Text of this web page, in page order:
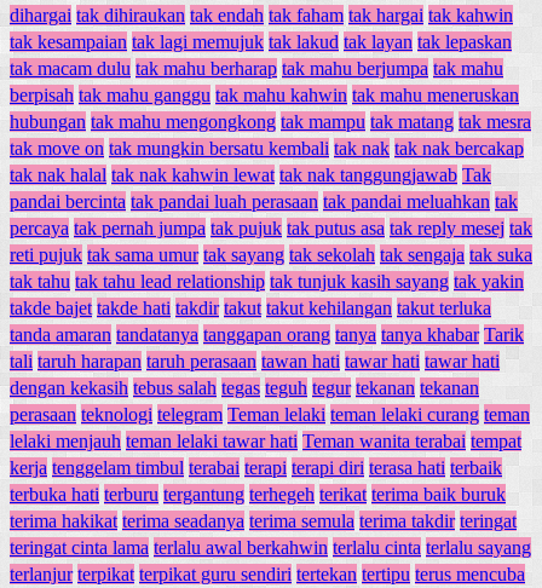
dihargai tak dihiraukan tak endah tak faham tak hargai tak kahwin
tak kesampaian tak lagi memujuk tak lakud tak layan tak lepaskan
tak macam dulu tak mahu berharap tak mahu berjumpa tak mahu
berpisah tak mahu ganggu tak mahu kahwin tak mahu meneruskan
hubungan tak mahu mengongkong tak mampu tak matang tak mesra
tak move on tak mungkin bersatu kembali tak nak tak nak bercakap
tak nak halal tak nak kahwin lewat tak nak tanggungjawab Tak
pandai bercinta tak pandai luah perasaan tak pandai meluahkan tak
percaya tak pernah jumpa tak pujuk tak putus asa tak reply mesej tak
reti pujuk tak sama umur tak sayang tak sekolah tak sengaja tak suka
tak tahu tak tahu lead relationship tak tunjuk kasih sayang tak yakin
takde bajet takde hati takdir takut takut kehilangan takut terluka
tanda amaran tandatanya tanggapan orang tanya tanya khabar Tarik
tali taruh harapan taruh perasaan tawan hati tawar hati tawar hati
dengan kekasih tebus salah tegas teguh tegur tekanan tekanan
perasaan teknologi telegram Teman lelaki teman lelaki curang teman
lelaki menjauh teman lelaki tawar hati Teman wanita terabai tempat
kerja tenggelam timbul terabai terapi terapi diri terasa hati terbaik
terbuka hati terburu tergantung terhegeh terikat terima baik buruk
terima hakikat terima seadanya terima semula terima takdir teringat
teringat cinta lama terlalu awal berkahwin terlalu cinta terlalu sayang
terlanjur terpikat terpikat guru sendiri tertekan tertipu terus mencuba